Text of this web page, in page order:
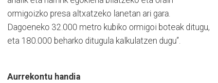
ormigoizko presa altxatzeko lanetan ari gara.
Dagoeneko 32.000 metro kubiko ormigoi boteak ditugu,
eta 180.000 beharko ditugula kalkulatzen dugu”.
Aurrekontu handia